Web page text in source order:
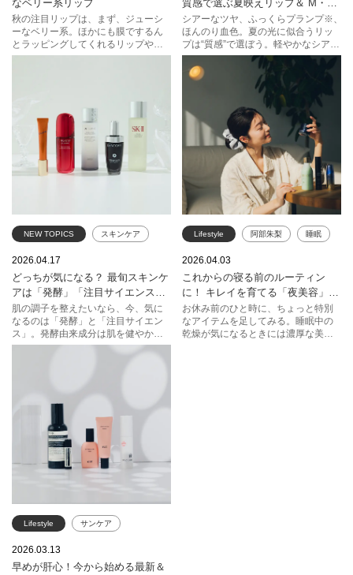
KANEBO
ポール & ジョー ボーテ
なベリー系リップ
秋の注目リップは、まず、ジューシ
ーなベリー系。ほかにも膜でするん
とラッピングしてくれるリップやお
しゃれなマットリップなど、心惹か
いました。手に入れやすくテクニッ
クレスでつけられるリップで秋のト
レンドを先取りしてみませんか。教
えてくれたのはヘア＆メイクアップ
アーティスト藤本 希さん。
エスティ ローダー SHISEIDO
クレ・ド・ポー ボーテ
M・A・C
質感で選ぶ夏映えリップ＆ M・
A・CがおすすめするHOW TO【ふ
んわりマットなブラーリップ】
シアーなツヤ、ふっくらプランプ※、
ほんのり血色。夏の光に似合うリッ
プは“質感”で選ぼう。軽やかなシアー
で抜け感を、プランプ※で立体感を、
赤みニュアンスで肌を明るい印象
に。太陽の日差しのもと華やかに映
えるリップで、夏のおしゃれを楽し
んで。 ※メイクアップ効果による
NEW TOPICS スキンケア
発酵
コスメデコルテ
クレ・ド・ポー ボーテ SK-II
SHISEIDO ランコム
2026.04.17
どっちが気になる？ 最旬スキンケ
アは「発酵」「注目サイエンス」
がキーワード
肌の調子を整えたいなら、今、気に
なるのは「発酵」と「注目サイエン
ス」。発酵由来成分は肌を健やかに
整え、潤いを保つ肌環境づくりをサ
な使い心地も魅力。この2軸で選
ケアを厳選してご紹介します。
Lifestyle 阿部朱梨 睡眠
乾燥
HACCI SHISEIDO
ジョンマスターオーガニック
アテニア KANEBO
2026.04.03
これからの寝る前のルーティン
に！ キレイを育てる「夜美容」の
ススメ
お休み前のひと時に、ちょっと特別
なアイテムを足してみる。睡眠中の
乾燥が気になるときには濃厚な美容
Lifestyle サンケア
UVケア
日焼け止め エスト
2026.03.13
早めが肝心！今から始める最新＆